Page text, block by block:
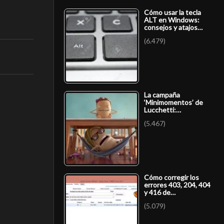
Cómo usar la tecla
ALT en Windows:
consejos y atajos…
(6.479)
La campaña
‘Minimomentos’ de
Lucchetti:…
(5.467)
Cómo corregir los
errores 403, 204, 404
y 416 de…
(5.079)